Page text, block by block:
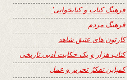
فرهنگ کتاب و کتابخوانی٬
فرهنگ مردم
کارتون های عتیق شاهد
کتاب هزار و یک حکایت ادبی تاریخی
کمپاین تفکرُ تحریر و عمل